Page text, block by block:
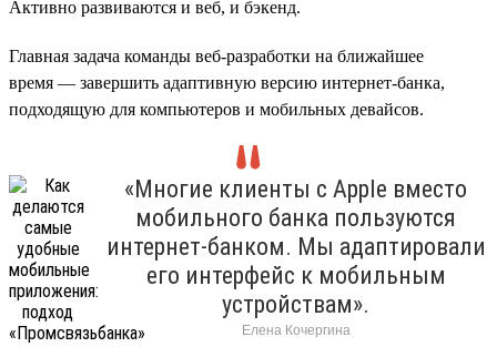
Активно развиваются и веб, и бэкенд.
Главная задача команды веб-разработки на ближайшее
время — завершить адаптивную версию интернет-банка,
подходящую для компьютеров и мобильных девайсов.
«Многие клиенты с Apple вместо
мобильного банка пользуются
интернет-банком. Мы адаптировали
его интерфейс к мобильным
устройствам».
Елена Кочергина